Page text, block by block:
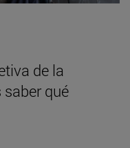
de la
qué